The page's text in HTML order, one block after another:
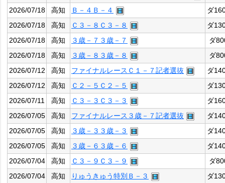
2026/07/18
高知 Ｂ－４Ｂ－４
ダ
2026/07/18
高知 Ｃ３－８Ｃ３－８
ダ
2026/07/18
高知 ３歳－７３歳－７
ダ
2026/07/18
高知 ３歳－８３歳－８
ダ
2026/07/12
高知 ファイナルレースＣ１－７記者選抜
ダ
2026/07/12
高知 Ｃ２－５Ｃ２－５
ダ
2026/07/11
高知 Ｃ３－３Ｃ３－３
ダ
2026/07/05
高知 ファイナルレース３歳－７記者選抜
ダ
2026/07/05
高知 ３歳－３３歳－３
ダ
2026/07/05
高知 ３歳－６３歳－６
ダ
2026/07/04
高知 Ｃ３－９Ｃ３－９
ダ
2026/07/04
高知 りゅうきゅう特別Ｂ－３
ダ